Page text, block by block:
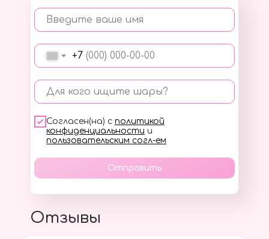
Введите ваше имя
+7
Для кого ищите шары?
Согласен(на) с политикой
конфиденциальности и
пользовательским согл-ем
Отправить
Отзывы